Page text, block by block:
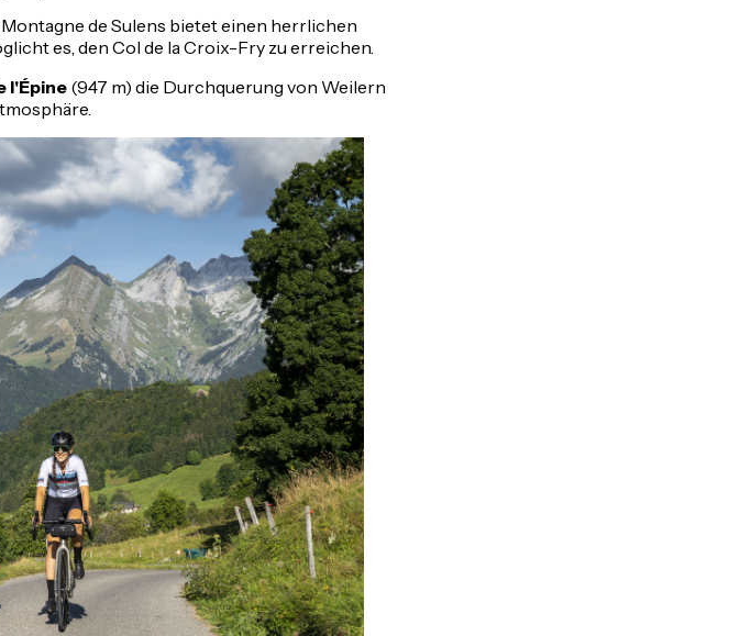
Montagne de Sulens bietet einen herrlichen
es, den Col de la Croix-Fry zu erreichen.
l'Épine (947 m) die Durchquerung von Weilern